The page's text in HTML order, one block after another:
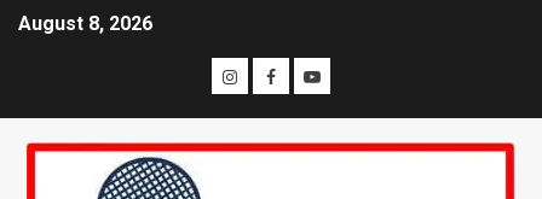
August 8, 2026